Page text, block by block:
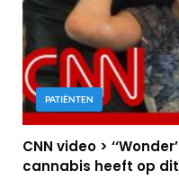
PATIËNTEN
CNN video >
cannabis heeft op